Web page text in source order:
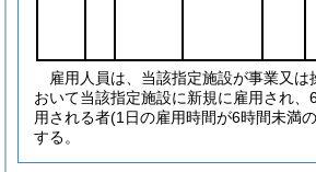
雇用人員は、当該指定施設が事業又は
おいて当該指定施設に新規に雇用され、
用される者(1日の雇用時間が6時間未満
する。